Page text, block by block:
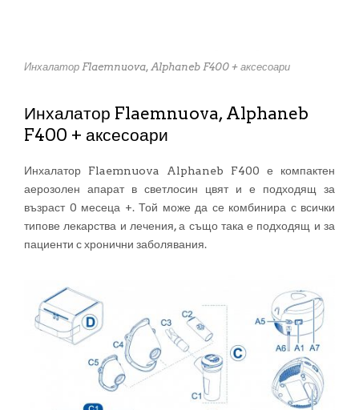
Инхалатор Flaemnuova, Alphaneb F400 + аксесоари
Инхалатор Flaemnuova, Alphaneb
F400 + аксесоари
Инхалатор Flaemnuova Alphaneb F400 е компактен
аерозолен апарат в светлосин цвят и е подходящ за
възраст 0 месеца +. Той може да се комбинира с всички
типове лекарства и лечения, а също така е подходящ и за
пациенти с хронични заболявания.